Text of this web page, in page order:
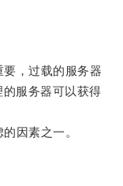
，过载的服务器
服务器可以获得
因素之一。